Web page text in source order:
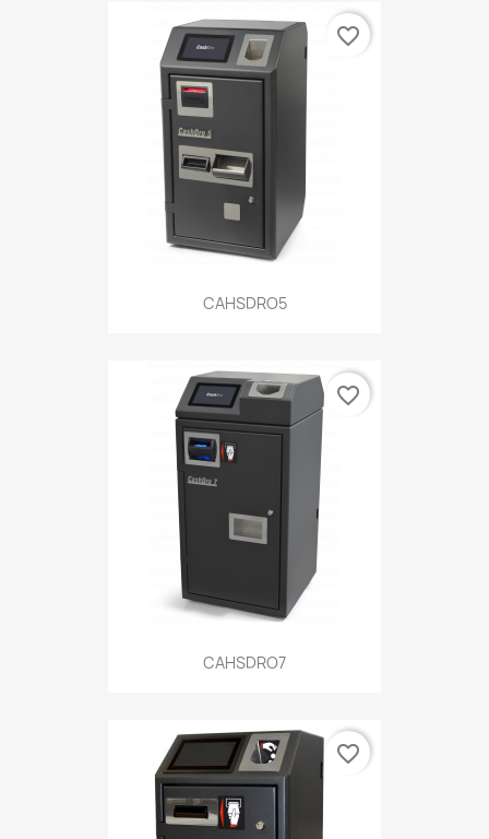
CAHSDRO5
favorite_border
CAHSDRO7
favorite_border
favorite_border